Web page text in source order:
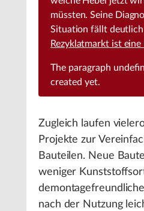
müssten. Seine
Situation fällt deutlich
Rezyklatmarkt ist eine
The paragraph
created yet.
Zugleich laufen
Projekte zur
Bauteilen. Neue
weniger
nach der Nutzung